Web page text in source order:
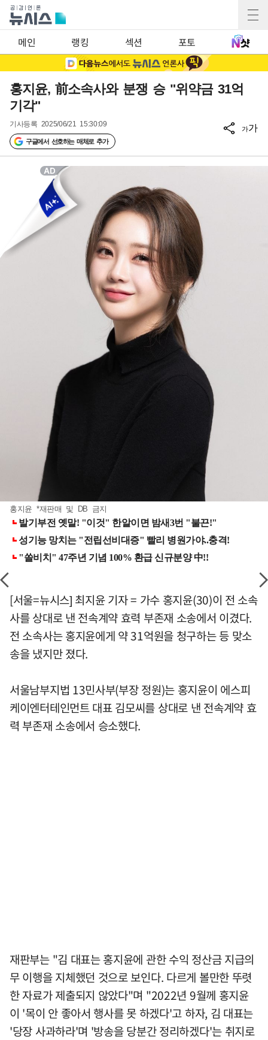
메인 랭킹 섹션 포토
홍지윤, 前소속사와 분쟁 승 "위약금 31억
기각"
기사등록 2025/06/21 15:30:09
구글에서 선호하는 매체로 추가
가가
홍지윤 *재판매 및 DB 금지
[서울=뉴시스] 최지윤 기자 = 가수 홍지윤(30)이 전 소속
사를 상대로 낸 전속계약 효력 부존재 소송에서 이겼다.
전 소속사는 홍지윤에게 약 31억원을 청구하는 등 맞소
송을 냈지만 졌다.
서울남부지법 13민사부(부장 정원)는 홍지윤이 에스피
케이엔터테인먼트 대표 김모씨를 상대로 낸 전속계약 효
력 부존재 소송에서 승소했다.
재판부는 "김 대표는 홍지윤에 관한 수익 정산금 지급의
무 이행을 지체했던 것으로 보인다. 다르게 볼만한 뚜렷
한 자료가 제출되지 않았다"며 "2022년 9월께 홍지윤
이 '목이 안 좋아서 행사를 못 하겠다'고 하자, 김 대표는
'당장 사과하라'며 '방송을 당분간 정리하겠다'는 취지로